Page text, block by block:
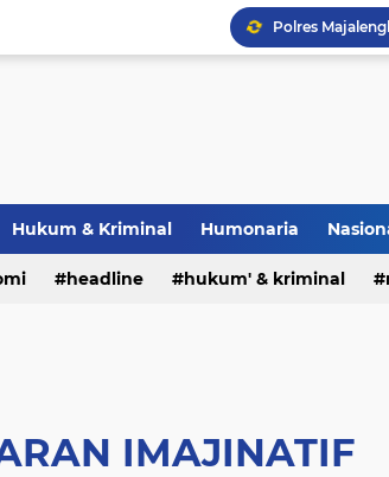
Hukum & Kriminal Humonaria
& POLRI UU Pers
headline hukum' & kriminal
IMAJINATIF